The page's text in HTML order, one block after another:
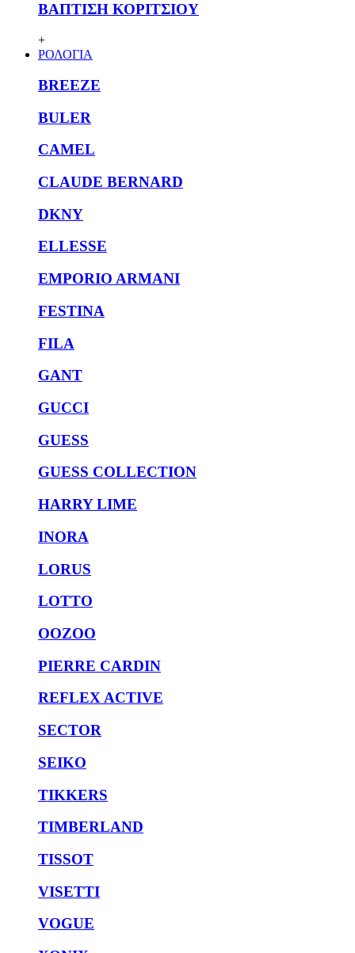
ΒΑΠΤΙΣΗ ΚΟΡΙΤΣΙΟΥ
+
ΡΟΛΟΓΙΑ
BREEZE
BULER
CAMEL
CLAUDE BERNARD
DKNY
ELLESSE
EMPORIO ARMANI
FESTINA
FILA
GANT
GUCCI
GUESS
GUESS COLLECTION
HARRY LIME
INORA
LORUS
LOTTO
OOZOO
PIERRE CARDIN
REFLEX ACTIVE
SECTOR
SEIKO
TIKKERS
TIMBERLAND
TISSOT
VISETTI
VOGUE